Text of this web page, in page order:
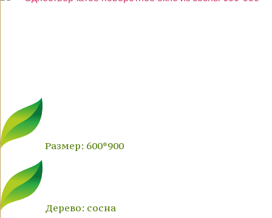
Размер: 600*900
Дерево: сосна